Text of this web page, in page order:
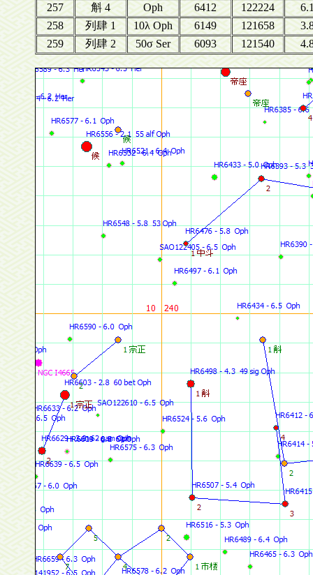
257
斛 4 Oph 6412 122224
258
列肆 1 10λ Oph 6149 121658
259
列肆 2 50σ Ser 6093 121540